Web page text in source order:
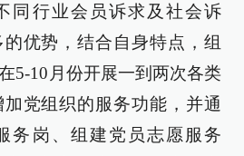
同行业会员诉求及社会诉
优势，结合自身特点，组
5-10月份开展一到两次各类
党组织的服务功能，并通
务岗、组建党员志愿服务